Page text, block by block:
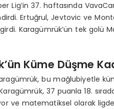
Lig’in 37. haftasında
Ertuğrul, Jevtovic ve
Karagümrük’ün tek golü
Küme Düşme
bu mağlubiyetle
37 puanla 18.
ve matematiksel olarak